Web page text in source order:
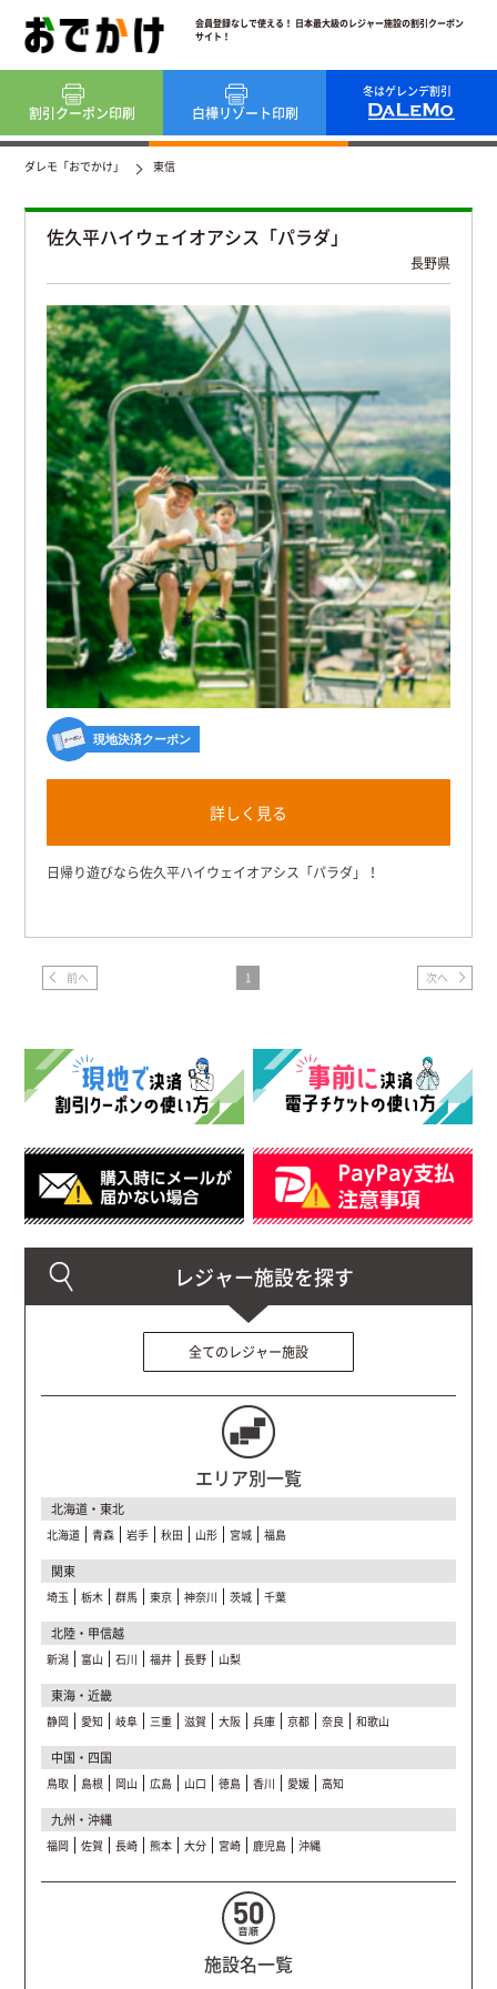
会員登録なしで使える！ 日本最大級のレジャー施設の割引クーポン
サイト！
冬はゲレンデ割引
割引クーポン印刷 白樺リゾート印刷
ダレモ「おでかけ」 東信
佐久平ハイウェイオアシス「パラダ」
長野県
現地決済クーポン
詳しく見る
日帰り遊びなら佐久平ハイウェイオアシス「パラダ」！
前へ 1 次へ
全てのレジャー施設
エリア別一覧
北海道・東北
北海道 青森 岩手 秋田 山形 宮城 福島
関東
埼玉 栃木 群馬 東京 神奈川 茨城 千葉
北陸・甲信越
新潟 富山 石川 福井 長野 山梨
東海・近畿
静岡 愛知 岐阜 三重 滋賀 大阪 兵庫 京都 奈良 和歌山
中国・四国
鳥取 島根 岡山 広島 山口 徳島 香川 愛媛 高知
九州・沖縄
福岡 佐賀 長崎 熊本 大分 宮崎 鹿児島 沖縄
施設名一覧